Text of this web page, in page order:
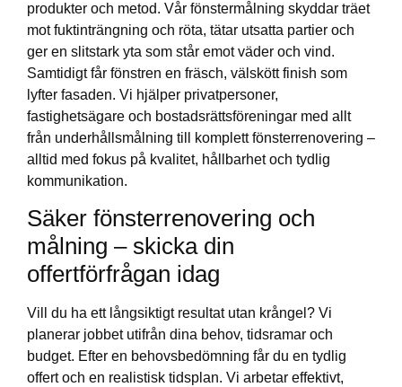
produkter och metod. Vår fönstermålning skyddar träet
mot fuktinträngning och röta, tätar utsatta partier och
ger en slitstark yta som står emot väder och vind.
Samtidigt får fönstren en fräsch, välskött finish som
lyfter fasaden. Vi hjälper privatpersoner,
fastighetsägare och bostadsrättsföreningar med allt
från underhållsmålning till komplett fönsterrenovering –
alltid med fokus på kvalitet, hållbarhet och tydlig
kommunikation.
Säker fönsterrenovering och
målning – skicka din
offertförfrågan idag
Vill du ha ett långsiktigt resultat utan krångel? Vi
planerar jobbet utifrån dina behov, tidsramar och
budget. Efter en behovsbedömning får du en tydlig
offert och en realistisk tidsplan. Vi arbetar effektivt,